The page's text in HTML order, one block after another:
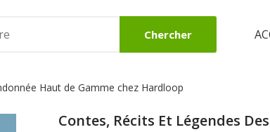
Chercher
BEAUX LIVRES ROMANS
Voir
Haut de Gamme chez Hardloop
Contes, Récits Et Légendes